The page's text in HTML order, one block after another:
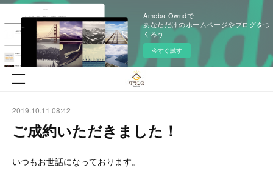
Ameba Owndで
あなただけのホームページやブログをつ
くろう
今すぐ試す
2019.10.11 08:42
ご成約いただきました！
いつもお世話になっております。